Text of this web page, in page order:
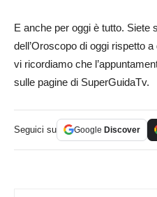
E anche per oggi è tutto. Siete
dell’Oroscopo di oggi rispetto
vi ricordiamo che
sulle pagine di SuperGuidaTv.
Seguici su Google Discover